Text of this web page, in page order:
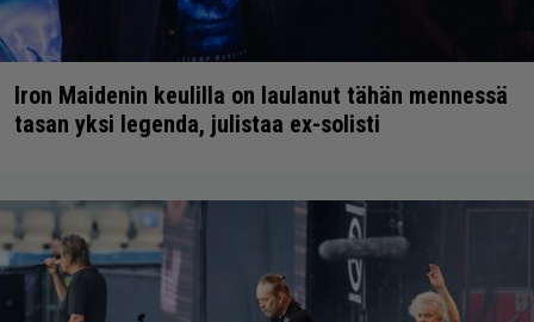
Iron Maidenin keulilla on laulanut tähän mennessä
tasan yksi legenda, julistaa ex-solisti